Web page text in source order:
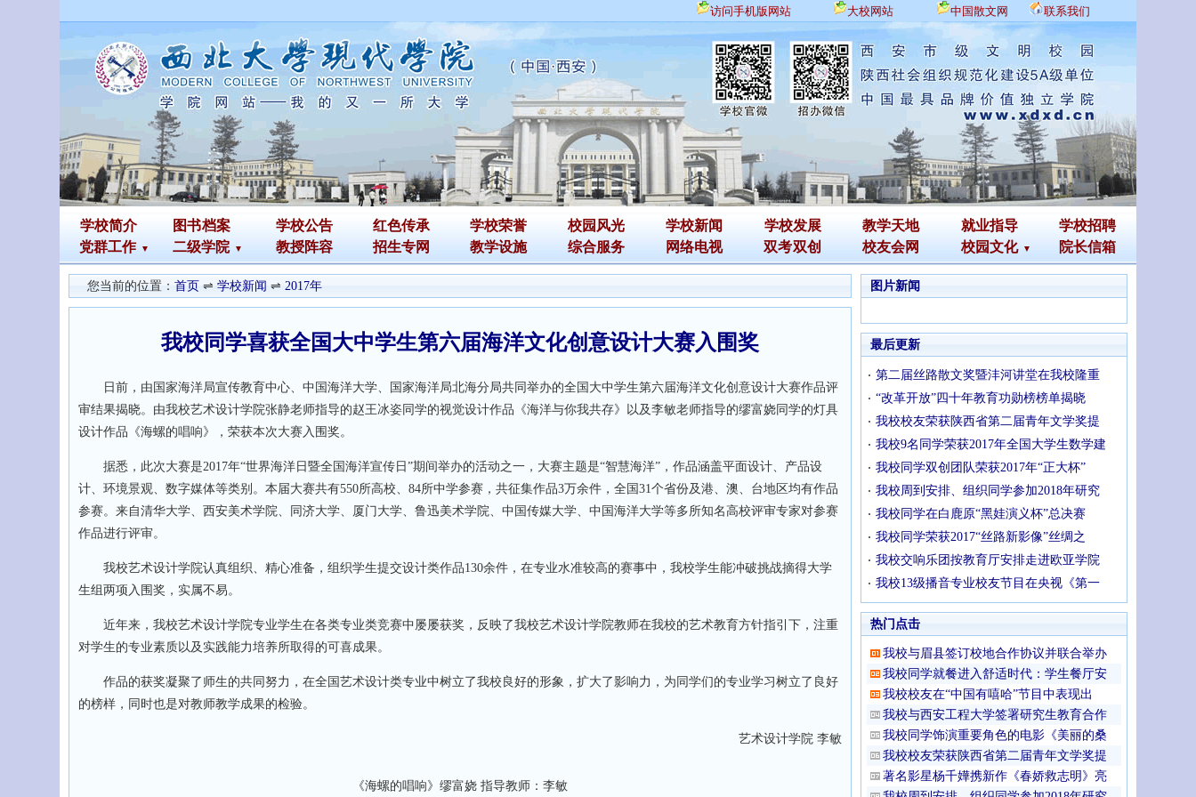
访问手机版网站 大校网站 中国散文网 联系我们
学校简介 图书档案 学校公告 红色传承 学校荣誉 校园风光 学校新闻 学校发展 教学天地 就业指导
学校招聘
党群工作
二级学院 教授阵容 招生专网 教学设施 综合服务 网络电视 双考双创 校友会网 校园文化 院长信箱
您当前的位置： 首页 ⇌ 学校新闻 ⇌ 2017年
我校同学喜获全国大中学生第六届海洋文化创意设计大赛入围奖
日前，由国家海洋局宣传教育中心、中国海洋大学、国家海洋局北海分局共同举办的全国大中学生第六届海洋文化创意设计大赛作品评
审结果揭晓。由我校艺术设计学院张静老师指导的赵王冰姿同学的视觉设计作品《海洋与你我共存》以及李敏老师指导的缪富娆同学的灯具
设计作品《海螺的唱响》，荣获本次大赛入围奖。
据悉，此次大赛是2017年“世界海洋日暨全国海洋宣传日”期间举办的活动之一，大赛主题是“智慧海洋”，作品涵盖平面设计、产品设
计、环境景观、数字媒体等类别。本届大赛共有550所高校、84所中学参赛，共征集作品3万余件，全国31个省份及港、澳、台地区均有作品
参赛。来自清华大学、西安美术学院、同济大学、厦门大学、鲁迅美术学院、中国传媒大学、中国海洋大学等多所知名高校评审专家对参赛
作品进行评审。
我校艺术设计学院认真组织、精心准备，组织学生提交设计类作品130余件，在专业水准较高的赛事中，我校学生能冲破挑战摘得大学
生组两项入围奖，实属不易。
近年来，我校艺术设计学院专业学生在各类专业类竞赛中屡屡获奖，反映了我校艺术设计学院教师在我校的艺术教育方针指引下，注重
对学生的专业素质以及实践能力培养所取得的可喜成果。
作品的获奖凝聚了师生的共同努力，在全国艺术设计类专业中树立了我校良好的形象，扩大了影响力，为同学们的专业学习树立了良好
的榜样，同时也是对教师教学成果的检验。
艺术设计学院 李敏
《海螺的唱响》缪富娆 指导教师：李敏
图片新闻
最后更新
第二届丝路散文奖暨沣河讲堂在我校隆重
“改革开放”四十年教育功勋榜榜单揭晓
我校校友荣获陕西省第二届青年文学奖提
我校9名同学荣获2017年全国大学生数学建
我校同学双创团队荣获2017年“正大杯”
我校周到安排、组织同学参加2018年研究
我校同学在白鹿原“黑娃演义杯”总决赛
我校同学荣获2017“丝路新影像”丝绸之
我校交响乐团按教育厅安排走进欧亚学院
我校13级播音专业校友节目在央视《第一
热门点击
我校与眉县签订校地合作协议并联合举办
我校同学就餐进入舒适时代：学生餐厅安
我校校友在“中国有嘻哈”节目中表现出
我校与西安工程大学签署研究生教育合作
我校同学饰演重要角色的电影《美丽的桑
我校校友荣获陕西省第二届青年文学奖提
著名影星杨千嬅携新作《春娇救志明》亮